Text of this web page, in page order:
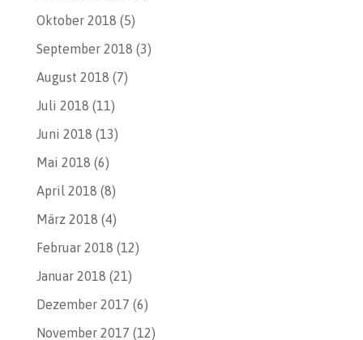
Oktober 2018 (5)
September 2018 (3)
August 2018 (7)
Juli 2018 (11)
Juni 2018 (13)
Mai 2018 (6)
April 2018 (8)
März 2018 (4)
Februar 2018 (12)
Januar 2018 (21)
Dezember 2017 (6)
November 2017 (12)